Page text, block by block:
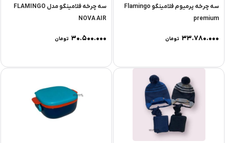
سه چرخه پرمیوم فلامینگو Flamingo
premium
۳۳.۷۸۰.۰۰۰ تومان
سه چرخه فلامینگو مدل FLAMINGO
NOVA AIR
۳۰.۵۰۰.۰۰۰ تومان